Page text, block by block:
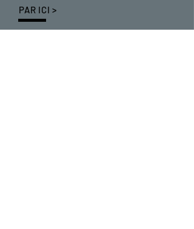
PAR ICI >